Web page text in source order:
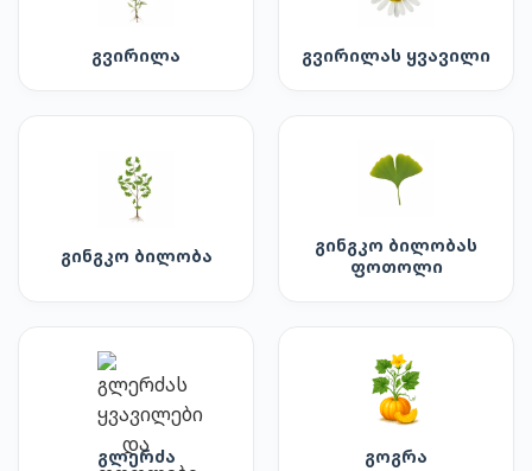
გვირილა გვირილას ყვავილი
გინგკო ბილობა
გინგკო ბილობას
ფოთოლი
გლერძა გოგრა